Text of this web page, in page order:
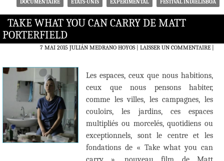
DOCUMENTAIRE ETATS-UNIS EXPÉRIMENTAL FESTIVAL INDIELISBOA
TAKE WHAT YOU CAN CARRY DE MATT
PORTERFIELD
7 MAI 2015 JULIÁN MEDRANO HOYOS LAISSER UN COMMENTAIRE|
Les espaces, ceux que nous habitions,
ceux que nous pensons habiter,
comme les villes, les campagnes, les
couloirs, les jardins, ces espaces
multipliés ou morcelés, quotidiens ou
exceptionnels, sont le centre et les
fondations de « Take what you can